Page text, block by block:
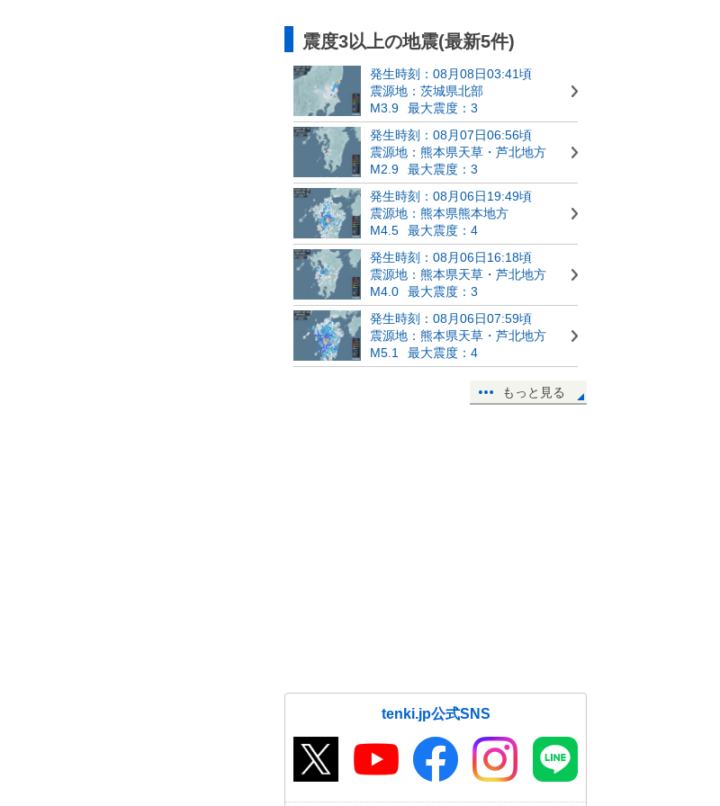
震度3以上の地震(最新5件)
発生時刻：08月08日03:41頃
震源地：茨城県北部
M3.9
最大震度：3
発生時刻：08月07日06:56頃
震源地：熊本県天草・芦北地方
M2.9
最大震度：3
発生時刻：08月06日19:49頃
震源地：熊本県熊本地方
M4.5
最大震度：4
発生時刻：08月06日16:18頃
震源地：熊本県天草・芦北地方
M4.0
最大震度：3
発生時刻：08月06日07:59頃
震源地：熊本県天草・芦北地方
M5.1
最大震度：4
もっと見る
tenki.jp公式SNS